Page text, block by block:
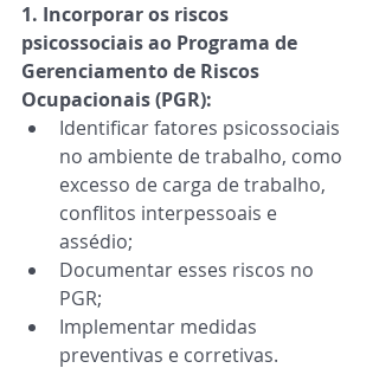
1. Incorporar os riscos
psicossociais ao Programa de
Gerenciamento de Riscos
Ocupacionais (PGR):
Identificar fatores psicossociais
no ambiente de trabalho, como
excesso de carga de trabalho,
conflitos interpessoais e
assédio;
Documentar esses riscos no
PGR;
Implementar medidas
preventivas e corretivas.